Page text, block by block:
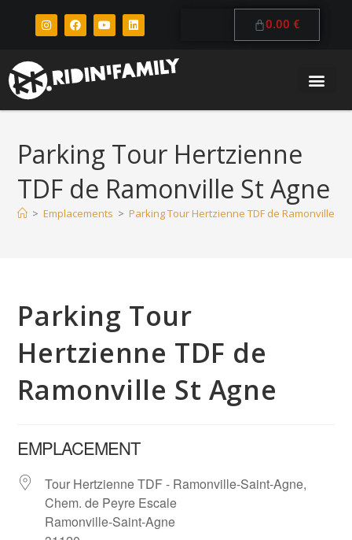
0.00 €
Parking Tour Hertzienne
TDF de Ramonville St Agne
> Emplacements > Parking Tour Hertzienne TDF de Ramonville St
Parking Tour
Hertzienne TDF de
Ramonville St Agne
EMPLACEMENT
Tour Hertzienne TDF - Ramonville-Saint-Agne,
Chem. de Peyre Escale
Ramonville-Saint-Agne